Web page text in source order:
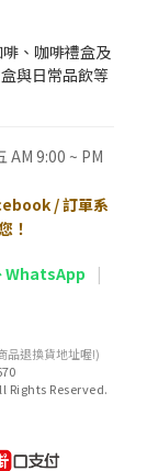
、咖啡禮盒及
與日常品飲等
AM 9:00 ~ PM
/ 訂單系
！
WhatsApp
|
品退換貨地址喔!)
Rights Reserved.